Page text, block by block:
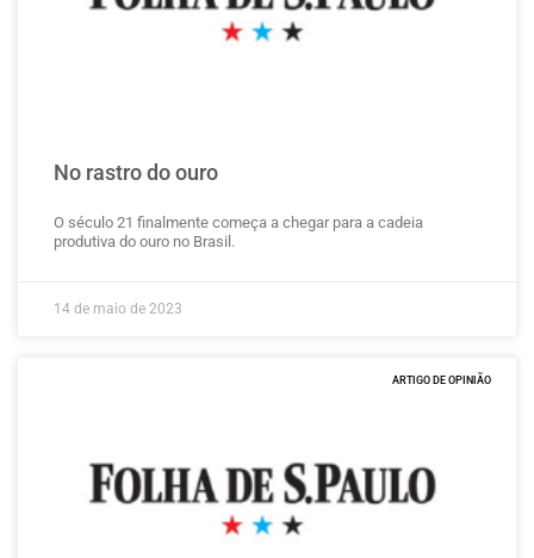
No rastro do ouro
O século 21 finalmente começa a chegar para a cadeia
produtiva do ouro no Brasil.
14 de maio de 2023
ARTIGO DE OPINIÃO